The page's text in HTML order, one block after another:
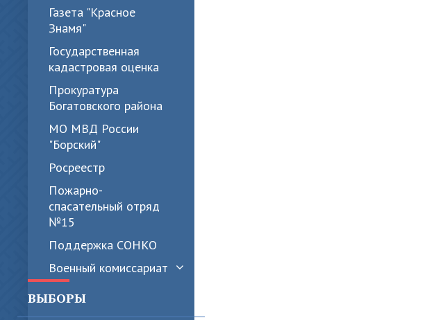
Газета "Красное
Знамя"
Государственная
кадастровая оценка
Прокуратура
Богатовского района
МО МВД России
"Борский"
Росреестр
Пожарно-
спасательный отряд
№15
Поддержка СОНКО
Военный комиссариат
ВЫБОРЫ